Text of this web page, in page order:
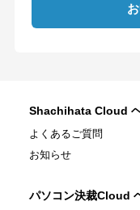
Shachihata Cloud
よくあるご質問
お知らせ
パソコン決裁Cloud